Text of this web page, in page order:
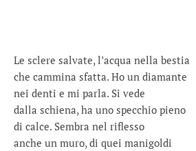
Le sclere salvate, l’acqua nella bestia
che cammina sfatta. Ho un diamante
nei denti e mi parla. Si vede
dalla schiena, ha uno specchio pieno
di calce. Sembra nel riflesso
anche un muro, di quei manigoldi